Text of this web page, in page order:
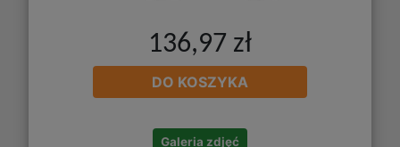
136,97 zł
DO KOSZYKA
Galeria zdjęć